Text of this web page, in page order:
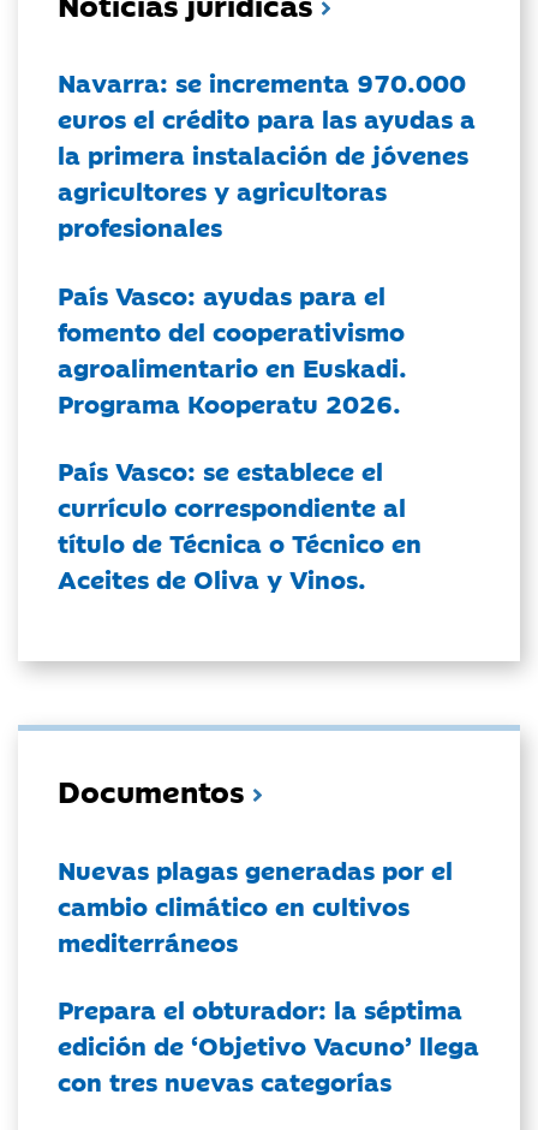
Navarra: se incrementa 970.000
euros el crédito para las ayudas a
la primera instalación de jóvenes
agricultores y agricultoras
profesionales
País Vasco: ayudas para el
fomento del cooperativismo
agroalimentario en Euskadi.
Programa Kooperatu 2026.
País Vasco: se establece el
currículo correspondiente al
título de Técnica o Técnico en
Aceites de Oliva y Vinos.
Documentos
Nuevas plagas generadas por el
cambio climático en cultivos
mediterráneos
Prepara el obturador: la séptima
edición de ‘Objetivo Vacuno’ llega
con tres nuevas categorías